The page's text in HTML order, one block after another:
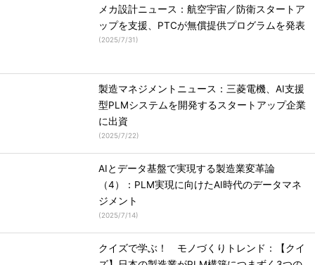
メカ設計ニュース：航空宇宙／防衛スタートア
ップを支援、PTCが無償提供プログラムを発表
(2025/7/31)
製造マネジメントニュース：三菱電機、AI支援
型PLMシステムを開発するスタートアップ企業
に出資
(2025/7/22)
AIとデータ基盤で実現する製造業変革論
（4）：PLM実現に向けたAI時代のデータマネ
ジメント
(2025/7/14)
クイズで学ぶ！ モノづくりトレンド：【クイ